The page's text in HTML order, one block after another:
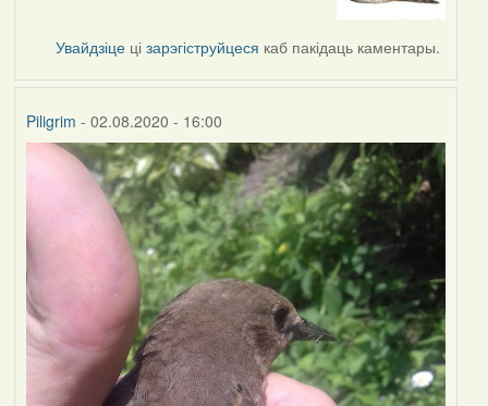
LightyУвайдзіце цізарэгіструйцеся каб пакідаць каментары.
Piligrim - 02.08.2020 - 16:00